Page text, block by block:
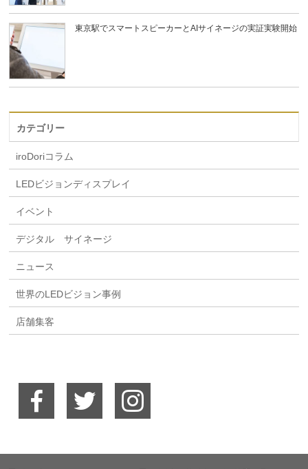
東京駅でスマートスピーカーとAIサイネージの実証実験開始
カテゴリー
iroDoriコラム
LEDビジョンディスプレイ
イベント
デジタル サイネージ
ニュース
世界のLEDビジョン事例
店舗集客